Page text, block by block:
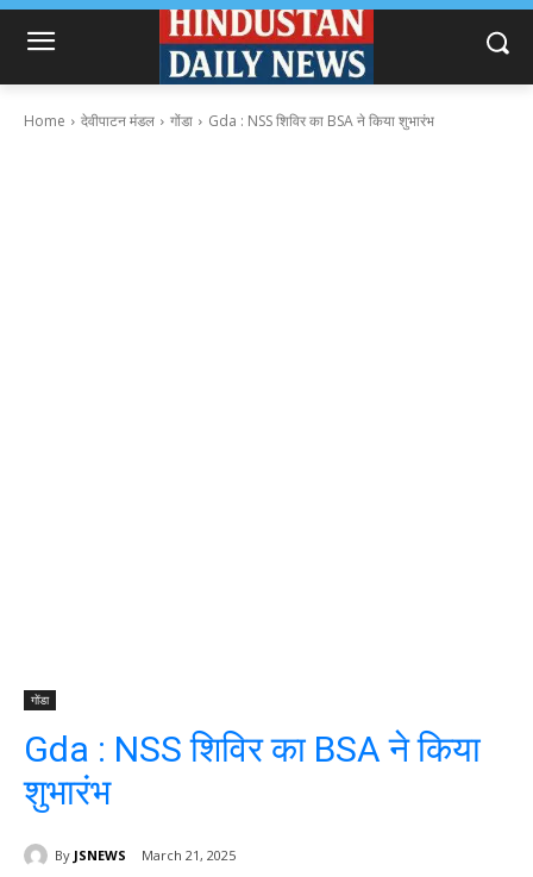
Home देवीपाटन मंडल गोंडा Gda : NSS शिविर का BSA ने किया शुभारंभ
गोंडा
Gda : NSS शिविर का BSA ने किया
शुभारंभ
By JSNEWS March 21, 2025